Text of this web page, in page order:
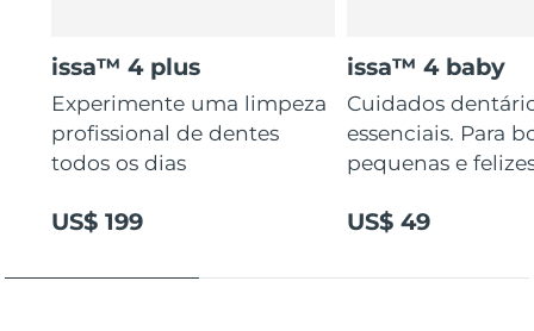
issa™ 4 plus
Experimente uma limpeza
profissional de dentes
todos os dias
US$ 199
issa™ 4 baby
Cuidados
essenciais. Para
pequenas e
US$ 49